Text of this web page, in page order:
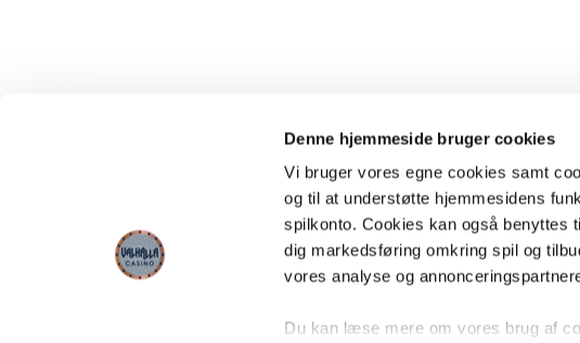
Denne hjemmeside bruger cookies
Vi bruger vores egne cookies samt
og til at understøtte hjemmesidens
spilkonto. Cookies kan også benyttes
dig markedsføring omkring spil og
vores analyse og
Du kan læse mere om vores brug af